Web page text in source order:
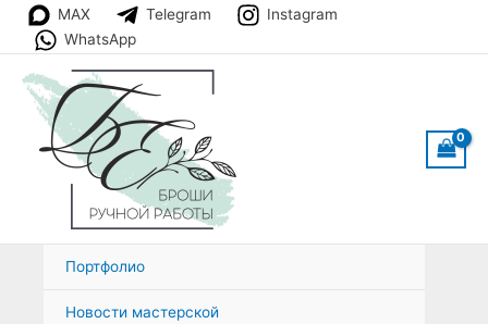
Перейти
содержимому
MAX Telegram
Instagram
WhatsApp
Портфолио
Новости мастерской